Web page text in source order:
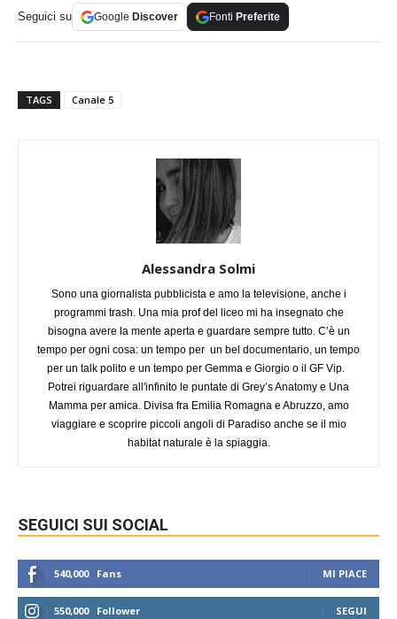
Seguici su Google Discover Fonti Preferite
TAGS Canale 5
Alessandra Solmi
Sono una giornalista pubblicista e amo la televisione, anche i
programmi trash. Una mia prof del liceo mi ha insegnato che
bisogna avere la mente aperta e guardare sempre tutto. C’è un
tempo per ogni cosa: un tempo per un bel documentario, un tempo
per un talk polito e un tempo per Gemma e Giorgio o il GF Vip.
Potrei riguardare all'infinito le puntate di Grey’s Anatomy e Una
Mamma per amica. Divisa fra Emilia Romagna e Abruzzo, amo
viaggiare e scoprire piccoli angoli di Paradiso anche se il mio
habitat naturale è la spiaggia.
SEGUICI SUI SOCIAL
540,000 Fans MI PIACE
550,000 Follower SEGUI